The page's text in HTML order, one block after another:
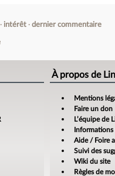
intérêt dernier commentaire
À propos de
Mentions
Faire un don
L’équipe de
Informations
Aide / Foire
Suivi des
Wiki du site
Règles de